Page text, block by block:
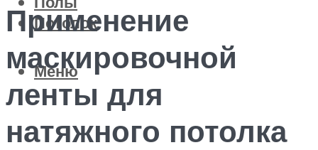
Потолок
Меню
Применение
маскировочной
ленты для
натяжного потолка